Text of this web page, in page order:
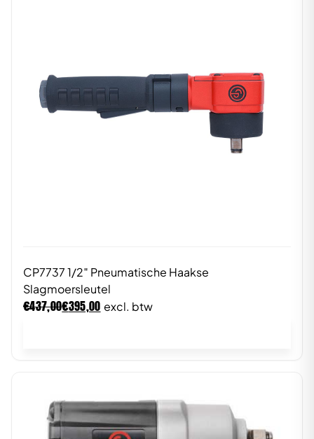
CP7737 1/2″ Pneumatische Haakse
Slagmoersleutel
€437,00€395,00 excl. btw